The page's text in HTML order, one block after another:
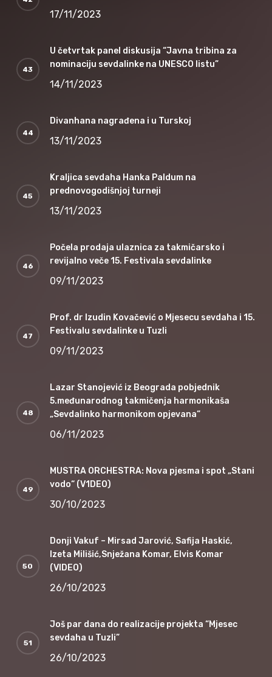
17/11/2023
U četvrtak panel diskusija “Javna tribina za
nominaciju sevdalinke na UNESCO listu”
14/11/2023
Divanhana nagrađena i u Turskoj
13/11/2023
Kraljica sevdaha Hanka Paldum na
prednovogodišnjoj turneji
13/11/2023
Počela prodaja ulaznica za takmičarsko i
revijalno veče 15. Festivala sevdalinke
09/11/2023
Prof. dr Izudin Kovačević o Mjesecu sevdaha i 15.
Festivalu sevdalinke u Tuzli
09/11/2023
Lazar Stanojević iz Beograda pobjednik
5.međunarodnog takmičenja harmonikaša
„Sevdalinko harmonikom opjevana“
06/11/2023
MUSTRA ORCHESTRA: Nova pjesma i spot „Stani
vodo“ (V1DEO)
30/10/2023
Donji Vakuf – Mirsad Jarović, Safija Haskić,
Izeta Milišić,Snježana Komar, Elvis Komar
(VIDEO)
26/10/2023
Još par dana do realizacije projekta “Mjesec
sevdaha u Tuzli”
26/10/2023